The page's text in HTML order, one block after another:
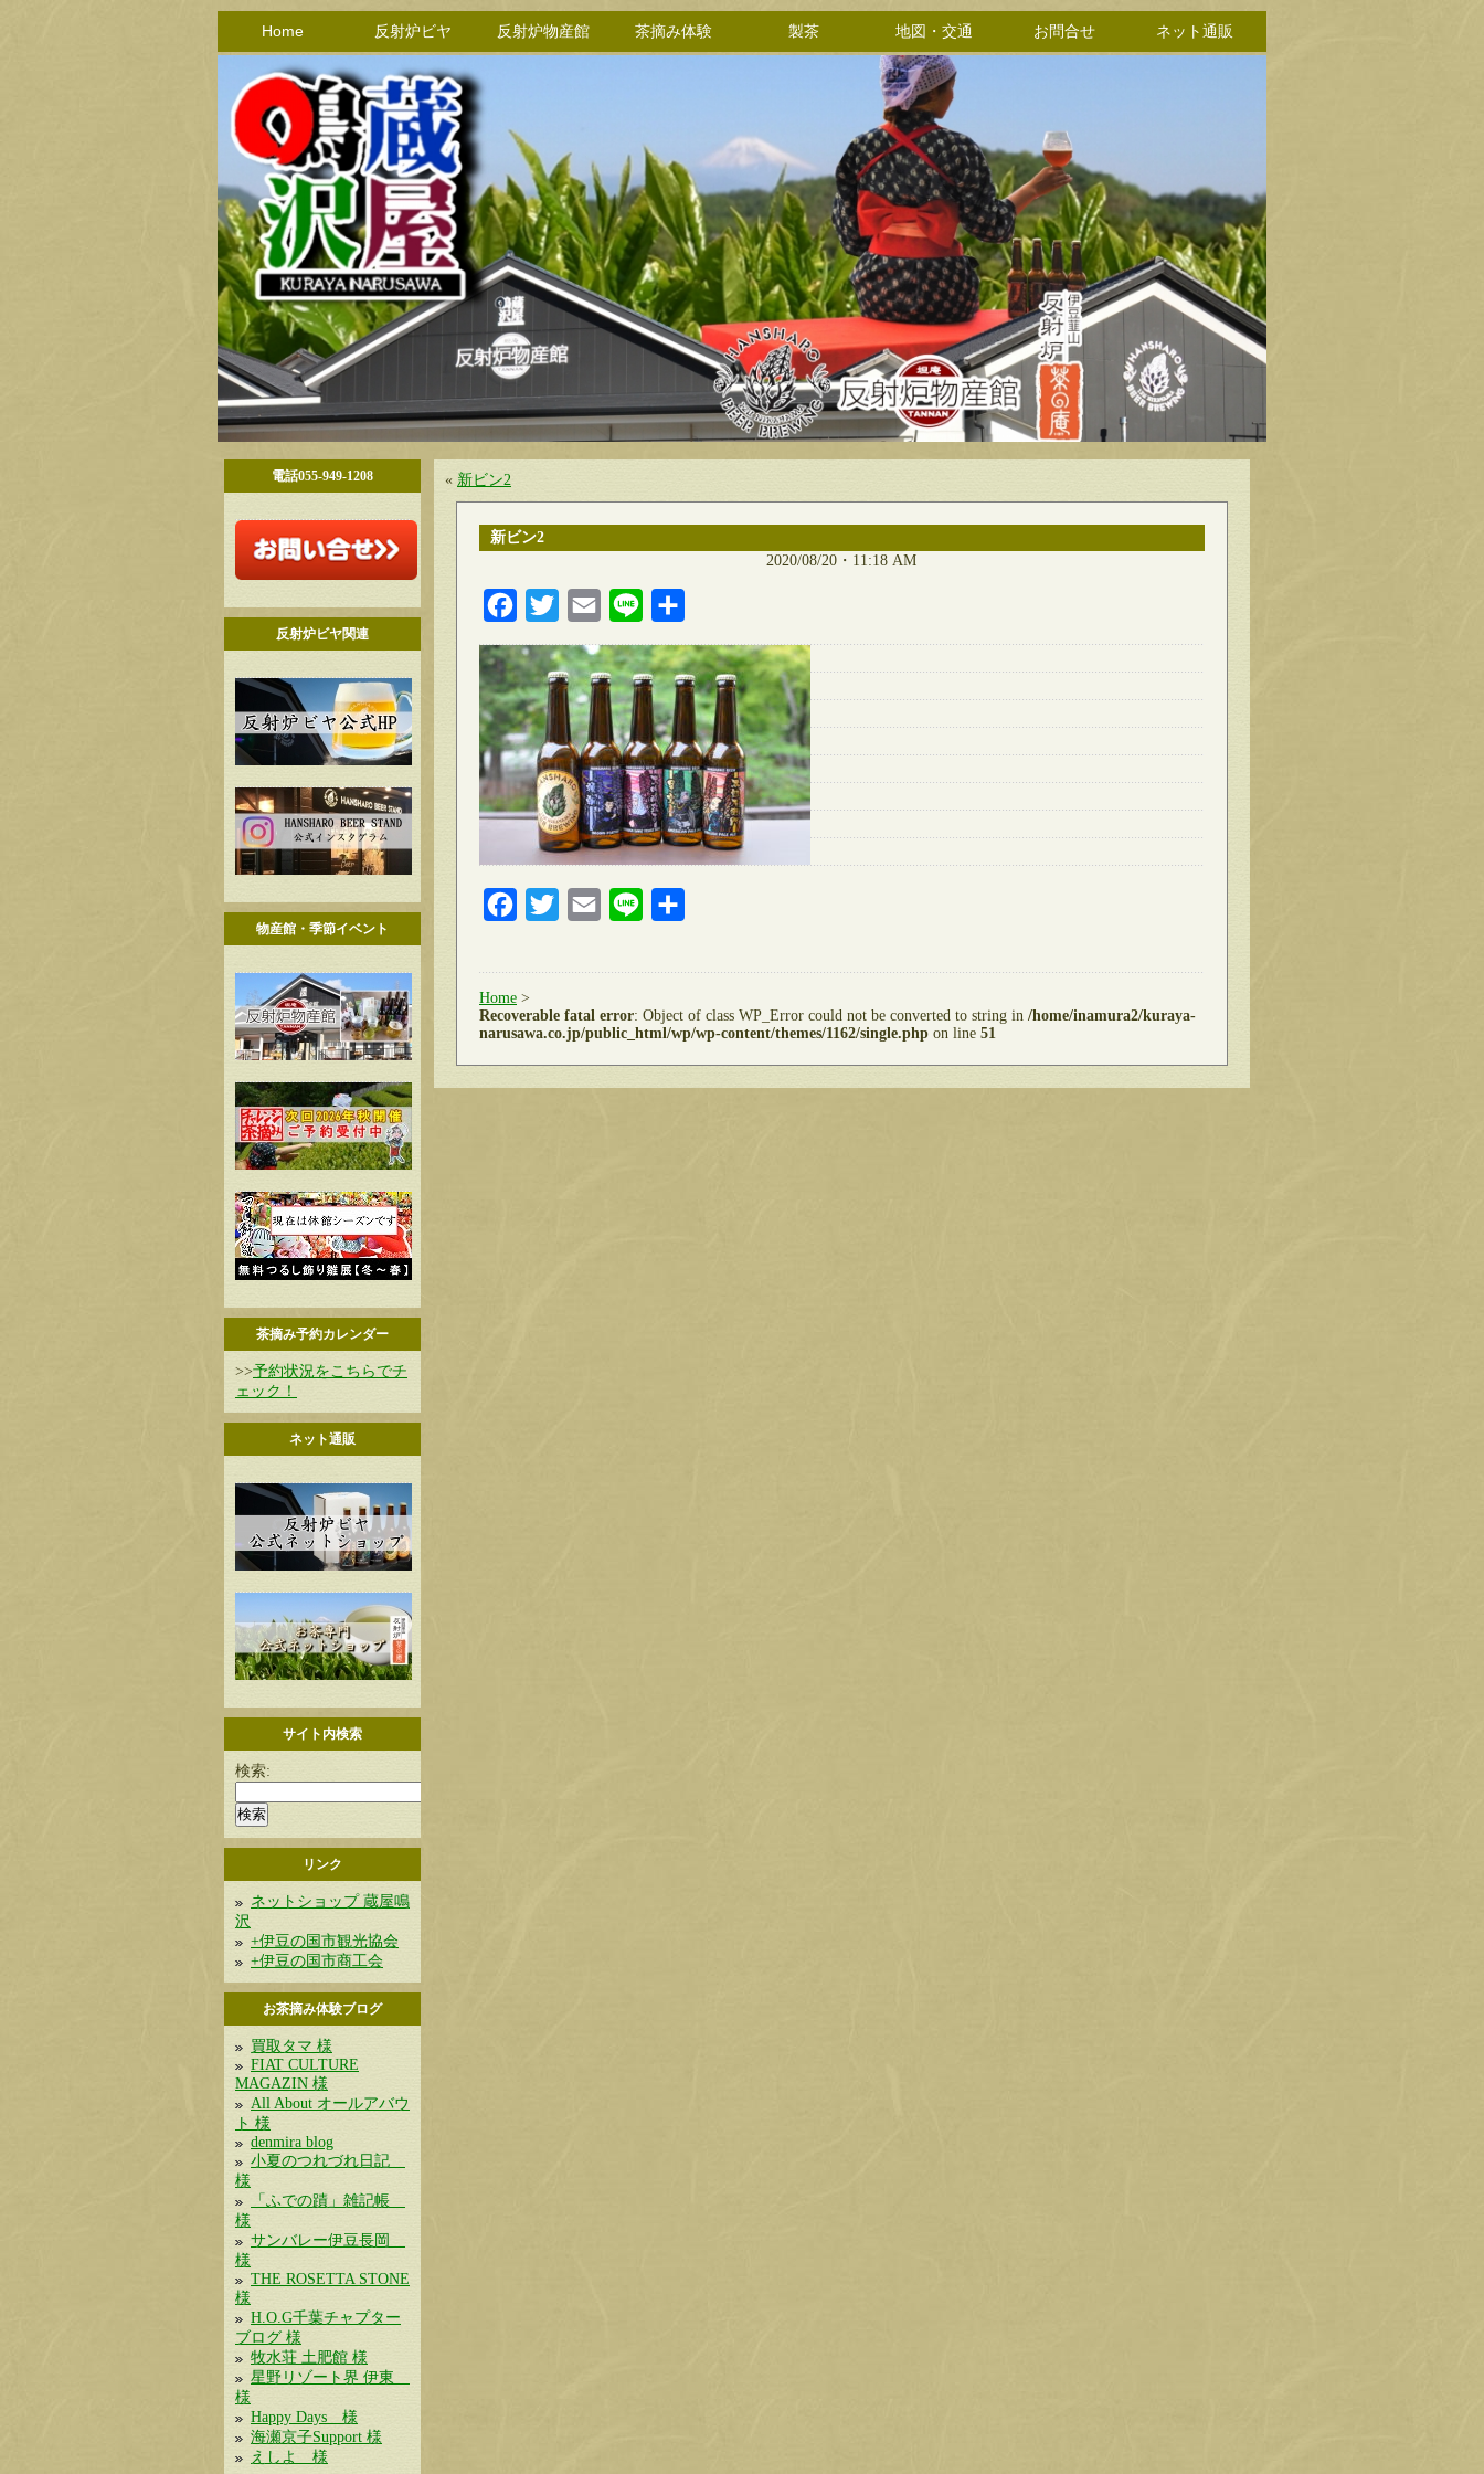
Home 反射炉ビヤ 反射炉物産館 茶摘み体験 製茶 地図・交通 お問合せ ネット通販
電話055-949-1208
反射炉ビヤ関連
物産館・季節イベント
茶摘み予約カレンダー
>>予約状況をこちらでチ
ェック！
ネット通販
サイト内検索
検索:
リンク
ネットショップ 蔵屋鳴
沢
+伊豆の国市観光協会
+伊豆の国市商工会
お茶摘み体験ブログ
買取タマ 様
FIAT CULTURE
MAGAZIN 様
All About オールアバウ
ト 様
denmira blog
小夏のつれづれ日記
様
「ふでの蹟」雑記帳
様
サンバレー伊豆長岡
様
THE ROSETTA STONE
様
H.O.G千葉チャプター
ブログ 様
牧水荘 土肥館 様
星野リゾート界 伊東
様
Happy Days 様
海瀬京子Support 様
えしよ 様
« 新ビン2
新ビン2
2020/08/20・11:18 AM
FacebookTwitter Email Line
FacebookTwitter Email Line
Home >
Recoverable fatal error: Object of class WP_Error could not be converted to string in /home/inamura2/kuraya-
narusawa.co.jp/public_html/wp/wp-content/themes/1162/single.php on line 51